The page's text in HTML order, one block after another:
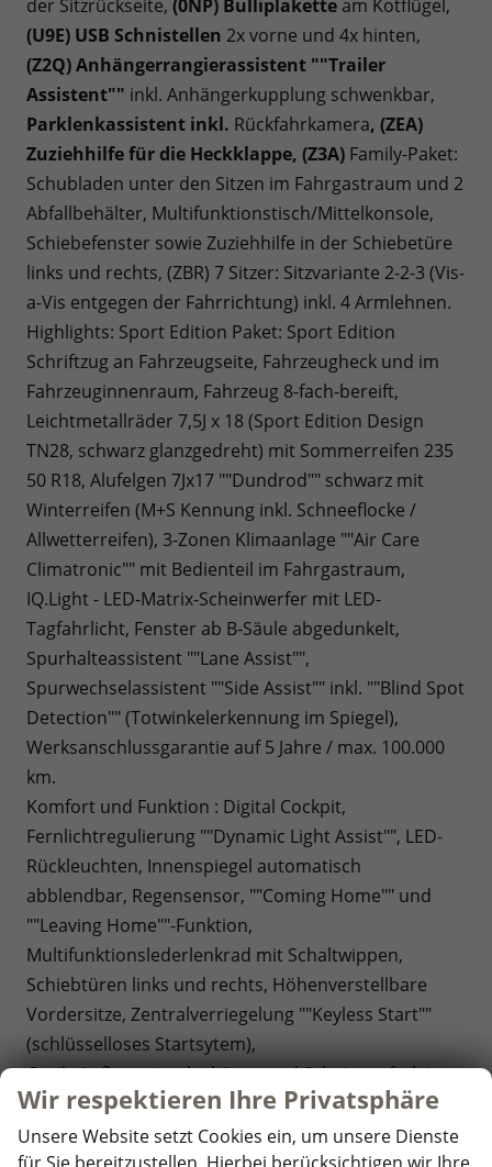
der Sitzrückseite, (0NP) Bulliplakette am Kotflügel,
(U9E) USB Schnistellen 2x vorne und 4x hinten,
(Z2Q) Anhängerrangierassistent ""Trailer
Assistent"" inkl. Anhängerkupplung schwenkbar,
Parklenkassistent inkl. Rückfahrkamera, (ZEA)
Zuziehhilfe für die Heckklappe, (Z3A) Family-Paket:
Schubladen unter den Sitzen im Fahrgastraum und 2
Abfallbehälter, Multifunktionstisch/Mittelkonsole,
Schiebefenster sowie Zuziehhilfe in der Schiebetüre
links und rechts, (ZBR) 7 Sitzer: Sitzvariante 2-2-3 (Vis-
a-Vis entgegen der Fahrrichtung) inkl. 4 Armlehnen.
Highlights: Sport Edition Paket: Sport Edition
Schriftzug an Fahrzeugseite, Fahrzeugheck und im
Fahrzeuginnenraum, Fahrzeug 8-fach-bereift,
Leichtmetallräder 7,5J x 18 (Sport Edition Design
TN28, schwarz glanzgedreht) mit Sommerreifen 235
50 R18, Alufelgen 7Jx17 ""Dundrod"" schwarz mit
Winterreifen (M+S Kennung inkl. Schneeflocke /
Allwetterreifen), 3-Zonen Klimaanlage ""Air Care
Climatronic"" mit Bedienteil im Fahrgastraum,
IQ.Light - LED-Matrix-Scheinwerfer mit LED-
Tagfahrlicht, Fenster ab B-Säule abgedunkelt,
Spurhalteassistent ""Lane Assist"",
Spurwechselassistent ""Side Assist"" inkl. ""Blind Spot
Detection"" (Totwinkelerkennung im Spiegel),
Werksanschlussgarantie auf 5 Jahre / max. 100.000
km.
Komfort und Funktion : Digital Cockpit,
Fernlichtregulierung ""Dynamic Light Assist"", LED-
Rückleuchten, Innenspiegel automatisch
abblendbar, Regensensor, ""Coming Home"" und
""Leaving Home""-Funktion,
Multifunktionslederlenkrad mit Schaltwippen,
Schiebtüren links und rechts, Höhenverstellbare
Vordersitze, Zentralverriegelung ""Keyless Start""
(schlüsselloses Startsytem),
Optik: Außenspiegelgehäuse und Scheinwerferleiste
in Schwarz, Bodenbelag im Fahrgastraum
Teppichboden, Dekoreinlagen ""Scale Light Grey"",
Sitzbezüge Bi-Color Stoff ""Bright Dots"",
Wir respektieren Ihre Privatsphäre
Unsere Website setzt Cookies ein, um unsere Dienste